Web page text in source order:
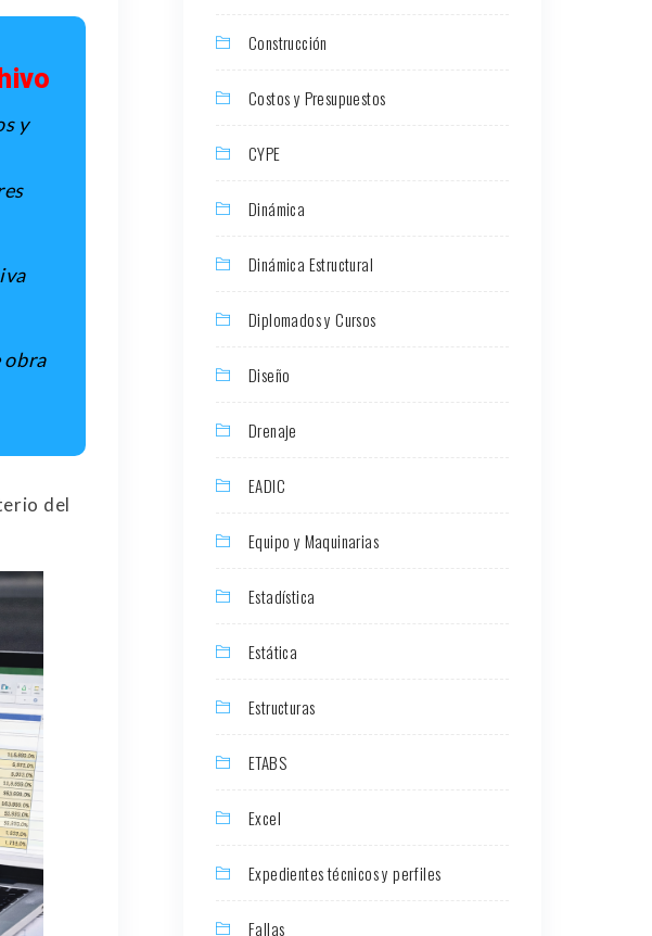
y
obra
del
Construcción
Costos y Presupuestos
CYPE
Dinámica
Dinámica Estructural
Diplomados y Cursos
Diseño
Drenaje
EADIC
Equipo y Maquinarias
Estadística
Estática
Estructuras
ETABS
Excel
Expedientes técnicos y perfiles
Fallas